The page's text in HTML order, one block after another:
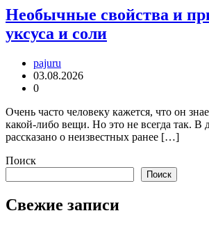
Необычные свойства и
уксуса и соли
pajuru
03.08.2026
0
Очень часто человеку кажется, что он
какой-либо вещи. Но это не всегда так. В
рассказано о неизвестных ранее […]
Поиск
Поиск
Свежие записи